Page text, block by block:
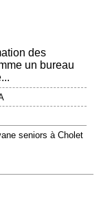
des
un bureau
seniors à Cholet